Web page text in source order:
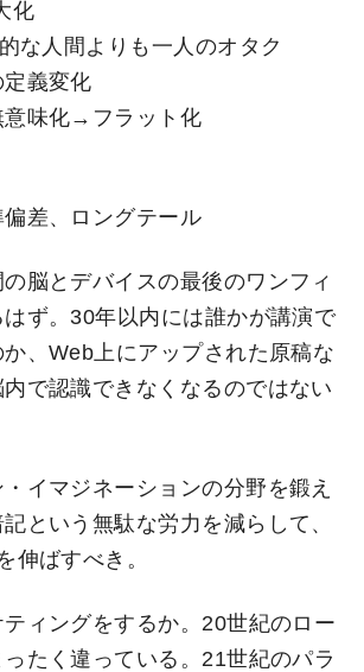
化
な人間よりも一人のオタク
定義変化
意味化→フラット化
偏差、ロングテール
脳とデバイスの最後のワンフィ
ず。30年以内には誰かが講演で
、Web上にアップされた原稿な
で認識できなくなるのではない
イマジネーションの分野を鍛え
という無駄な労力を減らして、
伸ばすべき。
ィングをするか。20世紀のロー
たく違っている。21世紀のパラ